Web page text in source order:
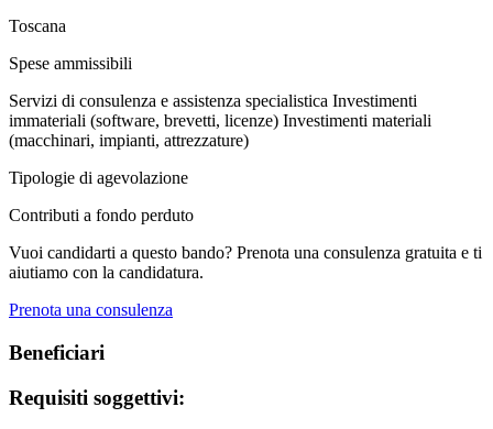
Toscana
Spese ammissibili
Servizi di consulenza e assistenza specialistica Investimenti
immateriali (software, brevetti, licenze) Investimenti materiali
(macchinari, impianti, attrezzature)
Tipologie di agevolazione
Contributi a fondo perduto
Vuoi candidarti a questo bando? Prenota una consulenza gratuita e ti
aiutiamo con la candidatura.
Prenota una consulenza
Beneficiari
Requisiti soggettivi: